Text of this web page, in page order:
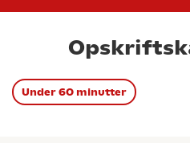
Under 60 minutter